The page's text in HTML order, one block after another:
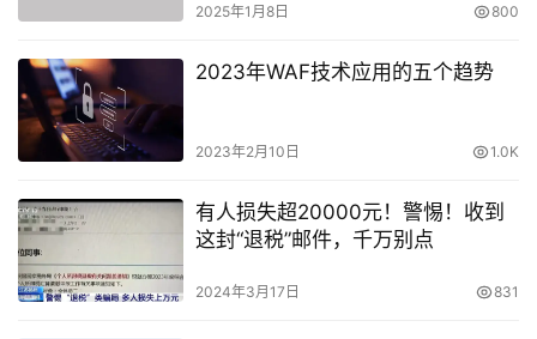
2025年1月8日 800
2023年WAF技术应用的五个趋势
2023年2月10日 1.0K
有人损失超20000元！警惕！收到
这封“退税”邮件，千万别点
2024年3月17日 831